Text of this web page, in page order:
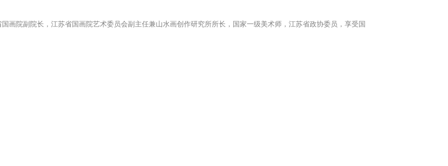
画院副院长，江苏省国画院艺术委员会副主任兼山水画创作研究所所长，国家一级美术师，江苏省政协委员，享受国